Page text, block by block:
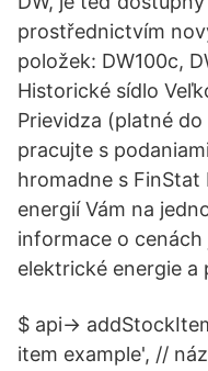
prostřednictvím
položek: DW100c,
Historické sídlo
Prievidza (platné
pracujte s
hromadne s FinStat
energií Vám na
informace o
elektrické energie a
$ api->
item example', //